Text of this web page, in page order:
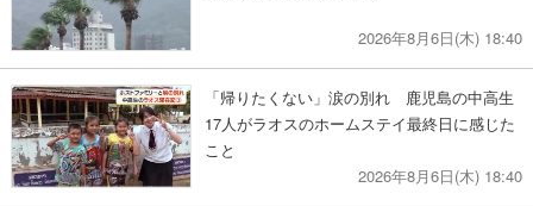
2026年8月6日(木) 18:40
「帰りたくない」涙の別れ 鹿児島の中高生
17人がラオスのホームステイ最終日に感じた
こと
2026年8月6日(木) 18:40